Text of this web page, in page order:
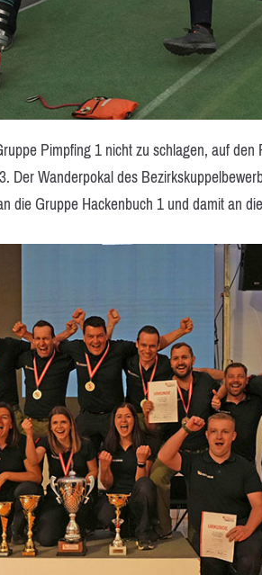
Pimpfing 1 nicht zu schlagen, auf
Der Wanderpokal des
die Gruppe Hackenbuch 1 und damit an